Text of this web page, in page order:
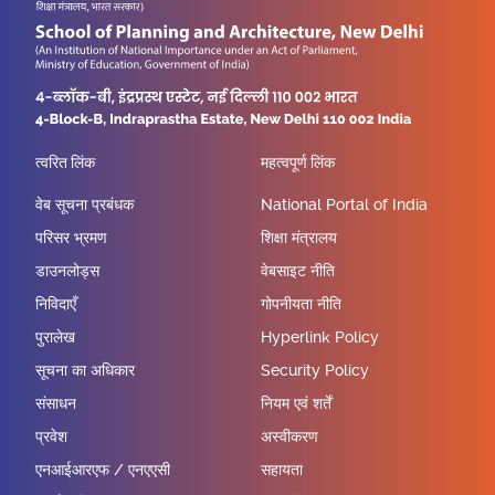
त्वरित लिंक
वेब सूचना प्रबंधक
परिसर भ्रमण
डाउनलोड्स
निविदाएँ
पुरालेख
सूचना का अधिकार
संसाधन
प्रवेश
एनआईआरएफ / एनएएसी
महत्वपूर्ण लिंक
National Portal of India
शिक्षा मंत्रालय
वेबसाइट नीति
गोपनीयता नीति
Hyperlink Policy
Security Policy
नियम एवं शर्तें
अस्वीकरण
सहायता